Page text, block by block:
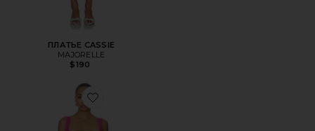
ПЛАТЬЕ CASSIE
MAJORELLE
$190
Favorite ПЛАТЬЕ ANEIRA